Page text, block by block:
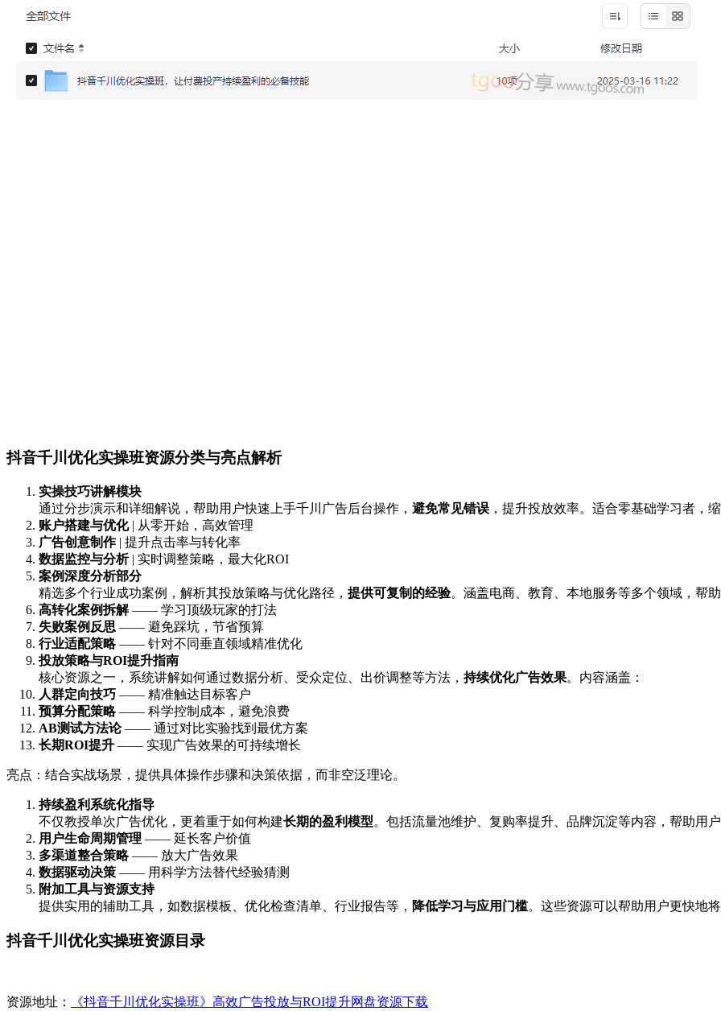
抖音千川优化实操班资源分类与亮点解析
实操技巧讲解模块
通过分步演示和详细解说，帮助用户快速上手千川广告后台操作， 避免常见错误 ，提升投放效率。适合零基础学习者，
账户搭建与优化| 从零开始，高效管理
广告创意制作| 提升点击率与转化率
数据监控与分析| 实时调整策略，最大化ROI
案例深度分析部分
精选多个行业成功案例，解析其投放策略与优化路径， 提供可复制的经验。涵盖电商、教育、本地服务等多个领域，帮
高转化案例拆解—— 学习顶级玩家的打法
失败案例反思 —— 避免踩坑，节省预算
行业适配策略—— 针对不同垂直领域精准优化
投放策略与ROI提升指南
核心资源之一，系统讲解如何通过数据分析、受众定位、出价调整等方法， 持续优化广告效果。内容涵盖：
人群定向技巧 —— 精准触达目标客户
预算分配策略—— 科学控制成本，避免浪费
AB测试方法论—— 通过对比实验找到最优方案
长期ROI提升 —— 实现广告效果的可持续增长
亮点：结合实战场景，提供具体操作步骤和决策依据，而非空泛理论。
持续盈利系统化指导
不仅教授单次广告优化，更着重于如何构建长期的盈利模型。包括流量池维护、复购率提升、品牌沉淀等内容，帮助用
用户生命周期管理 —— 延长客户价值
多渠道整合策略—— 放大广告效果
数据驱动决策 —— 用科学方法替代经验猜测
附加工具与资源支持
提供实用的辅助工具，如数据模板、优化检查清单、行业报告等， 降低学习与应用门槛。这些资源可以帮助用户更快地
抖音千川优化实操班资源目录
资源地址： 《抖音千川优化实操班》高效广告投放与ROI提升网盘资源下载